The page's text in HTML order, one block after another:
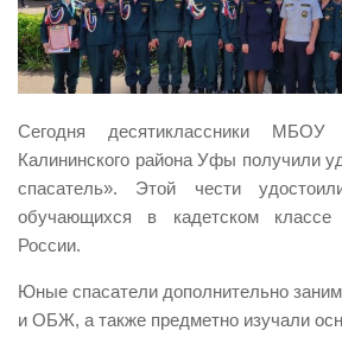
Виды деятельности
Обслуживание опасных
УГЗ рекомендует
Памятки населению
Как стать спасателем
Пресс-центр
Сегодня десятиклассники
Калининского района Уфы получили
спасатель». Этой чести
обучающихся в кадетском
России.
Юные спасатели дополнительно
и ОБЖ, а также предметно изучали